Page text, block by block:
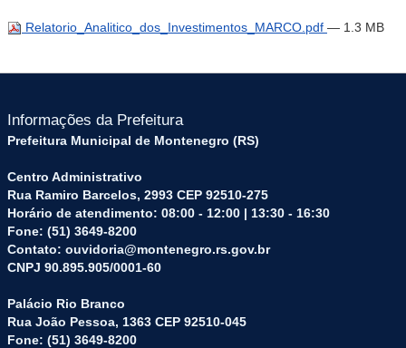
Relatorio_Analitico_dos_Investimentos_MARCO.pdf — 1.3 MB
Informações da Prefeitura
Prefeitura Municipal de Montenegro (RS)
Centro Administrativo
Rua Ramiro Barcelos, 2993 CEP 92510-275
Horário de atendimento: 08:00 - 12:00 | 13:30 - 16:30
Fone: (51) 3649-8200
Contato: ouvidoria@montenegro.rs.gov.br
CNPJ 90.895.905/0001-60
Palácio Rio Branco
Rua João Pessoa, 1363 CEP 92510-045
Fone: (51) 3649-8200